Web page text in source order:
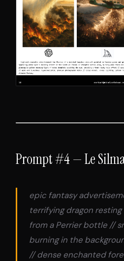
Prompt #4 — Le
epic fantasy
terrifying dragon
from a Perrier bottle //
burning in the
// dense enchanted